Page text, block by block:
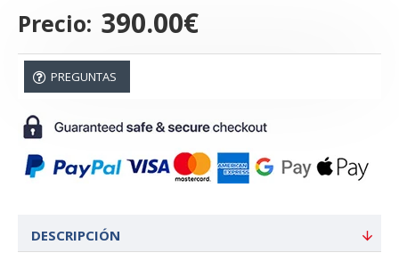
Precio: 390.00€
PREGUNTAS
DESCRIPCIÓN